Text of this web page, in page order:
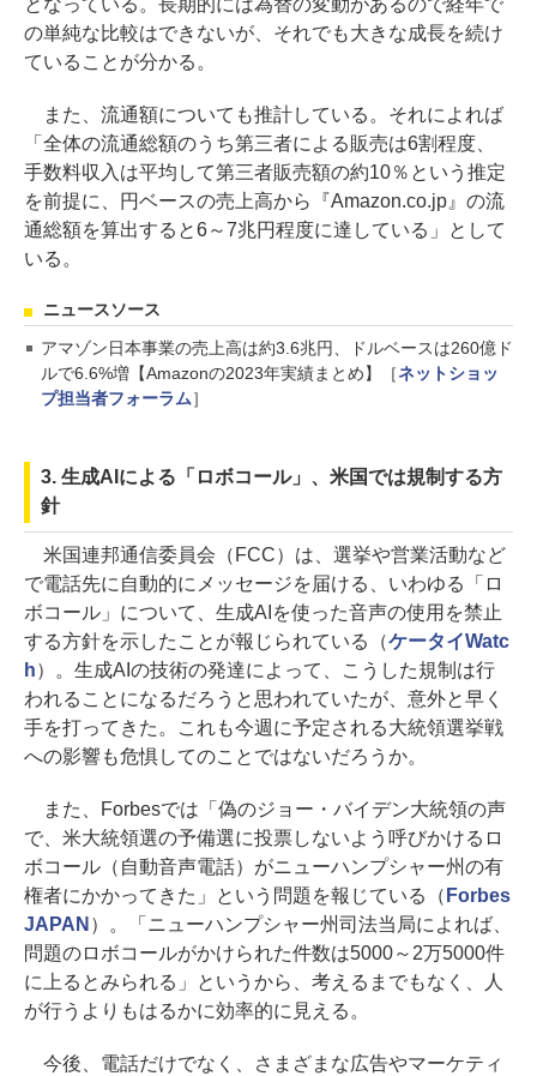
の単純な比較はできないが、それでも大きな成長を続け
ていることが分かる。
また、流通額についても推計している。それによれば
「全体の流通総額のうち第三者による販売は6割程度、
手数料収入は平均して第三者販売額の約10％という推定
を前提に、円ベースの売上高から『Amazon.co.jp』の流
通総額を算出すると6～7兆円程度に達している」として
いる。
ニュースソース
アマゾン日本事業の売上高は約3.6兆円、ドルベースは260億ド
ルで6.6%増【Amazonの2023年実績まとめ】［ネットショッ
プ担当者フォーラム］
3. 生成AIによる「ロボコール」、米国では規制する方
針
米国連邦通信委員会（FCC）は、選挙や営業活動など
で電話先に自動的にメッセージを届ける、いわゆる「ロ
ボコール」について、生成AIを使った音声の使用を禁止
する方針を示したことが報じられている（ケータイWatc
h）。生成AIの技術の発達によって、こうした規制は行
われることになるだろうと思われていたが、意外と早く
手を打ってきた。これも今週に予定される大統領選挙戦
への影響も危惧してのことではないだろうか。
また、Forbesでは「偽のジョー・バイデン大統領の声
で、米大統領選の予備選に投票しないよう呼びかけるロ
ボコール（自動音声電話）がニューハンプシャー州の有
権者にかかってきた」という問題を報じている（ Forbes
JAPAN ）。「ニューハンプシャー州司法当局によれば、
問題のロボコールがかけられた件数は5000～2万5000件
に上るとみられる」というから、考えるまでもなく、人
が行うよりもはるかに効率的に見える。
今後、電話だけでなく、さまざまな広告やマーケティ